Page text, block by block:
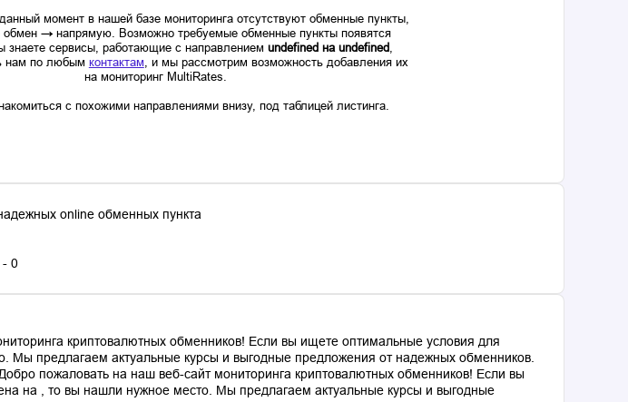
момент в нашей базе мониторинга отсутствуют обменные пункты,
→ напрямую. Возможно требуемые обменные пункты появятся
знаете сервисы, работающие с направлением undefined на undefined,
нам по любым контактам, и мы рассмотрим возможность добавления их
на мониторинг MultiRates.
с похожими направлениями внизу, под таблицей листинга.
online обменных пункта
0
криптовалютных обменников! Если вы ищете оптимальные условия для
Мы предлагаем актуальные курсы и выгодные предложения от надежных обменников.
пожаловать на наш веб-сайт мониторинга криптовалютных обменников! Если вы
на , то вы нашли нужное место. Мы предлагаем актуальные курсы и выгодные